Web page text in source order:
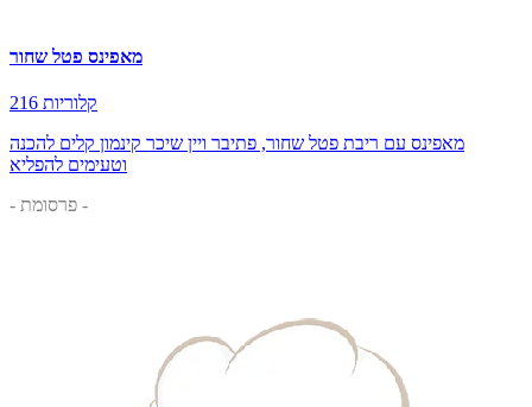
מאפינס פטל שחור
216 קלוריות
מאפינס עם ריבת פטל שחור, פתיבר ויין שיכר קינמון קלים להכנה
וטעימים להפליא
- פרסומת -